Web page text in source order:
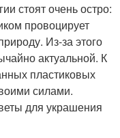
стоят очень остро:
провоцирует
Из-за этого
актуальной. К
пластиковых
силами.
для украшения